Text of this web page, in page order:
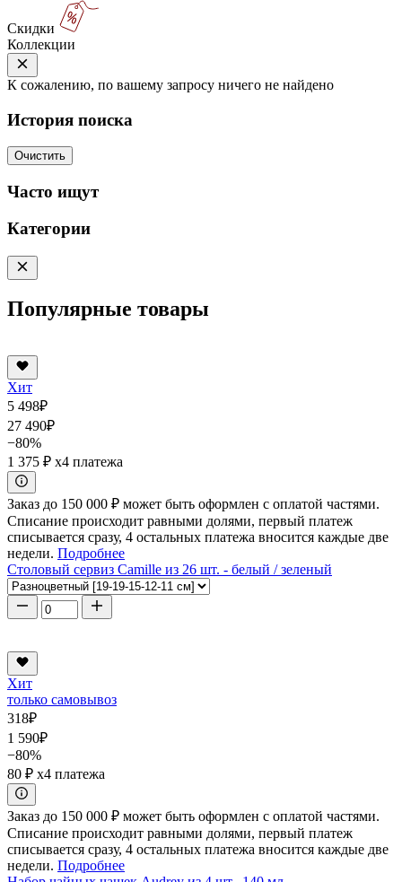
Скидки
Коллекции
К сожалению, по вашему запросу ничего не найдено
История поиска
Очистить
Часто ищут
Категории
Популярные товары
Хит
5 498₽
27 490₽
−80%
1 375 ₽ x4 платежа
Заказ до 150 000 ₽ может быть оформлен с оплатой частями.
Списание происходит равными долями, первый платеж
списывается сразу, 4 остальных платежа вносится каждые две
недели. Подробнее
Столовый сервиз Camille из 26 шт. - белый / зеленый
Хит
только самовывоз
318₽
1 590₽
−80%
80 ₽ x4 платежа
Заказ до 150 000 ₽ может быть оформлен с оплатой частями.
Списание происходит равными долями, первый платеж
списывается сразу, 4 остальных платежа вносится каждые две
недели. Подробнее